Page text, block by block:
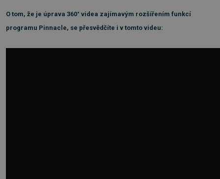
O tom, že je úprava 360° videa zajímavým rozšířením funkcí
programu Pinnacle, se přesvědčíte i v tomto videu: